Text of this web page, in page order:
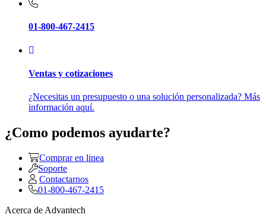
01-800-467-2415
Ventas y cotizaciones
¿Necesitas un presupuesto o una solución personalizada? Más
información aquí.
¿Como podemos ayudarte?
Comprar en linea
Soporte
Contactarnos
01-800-467-2415
Acerca de Advantech